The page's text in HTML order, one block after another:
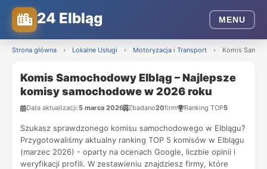
24 Elbląg MENU
Strona główna › Lokalne Usługi › Motoryzacja i Transport › Komis
Komis Samochodowy Elbląg – Najlepsze
komisy samochodowe w 2026 roku
Data aktualizacji:5 marca 2026 Zbadano20firm Ranking TOP5
Szukasz sprawdzonego komisu samochodowego w Elblągu?
Przygotowaliśmy aktualny ranking TOP 5 komisów w Elblągu
(marzec 2026) - oparty na ocenach Google, liczbie opinii i
weryfikacji profili. W zestawieniu znajdziesz firmy, które